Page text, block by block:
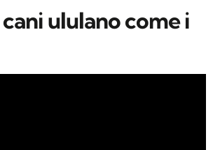
ululano come i